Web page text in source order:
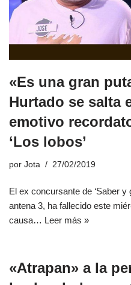
«Es una gran
Hurtado se salta
emotivo
‘Los lobos’
por Jota 27/02/2019
El ex concursante de ‘Saber y
antena 3, ha fallecido este
causa… Leer más »
«Atrapan» a la